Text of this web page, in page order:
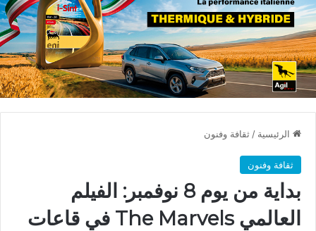
الرئيسية / ثقافة وفنون
ثقافة وفنون
بداية من يوم 8 نوفمبر: الفيلم
العالمي The Marvels في قاعات